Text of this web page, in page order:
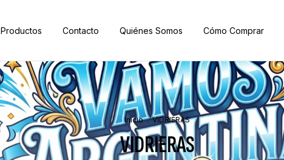
Productos Contacto Quiénes Somos Cómo Comprar
Inicio . VIDRIERAS
VIDRIERAS